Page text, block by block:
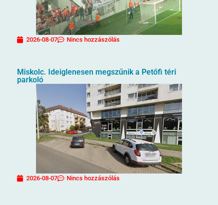
2026-08-07 Nincs hozzászólás
Miskolc. Ideiglenesen megszűnik a Petőfi téri
parkoló
2026-08-07 Nincs hozzászólás